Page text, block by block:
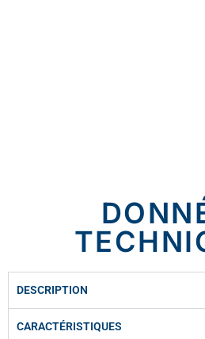
DESCRIPTION
CARACTÉRISTIQUES